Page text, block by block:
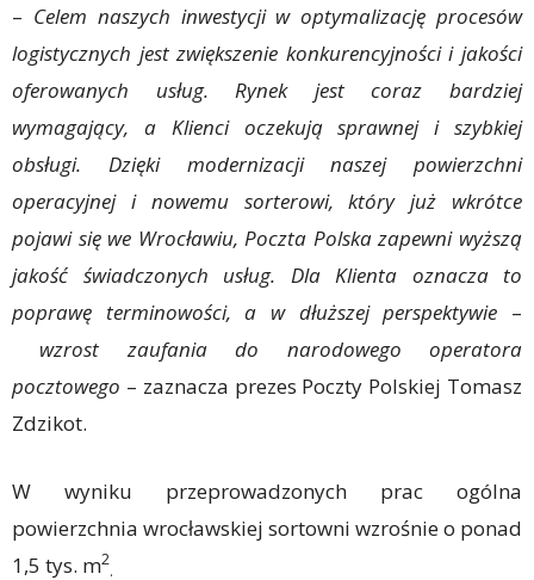
– Celem naszych inwestycji w optymalizację procesów
logistycznych jest zwiększenie konkurencyjności i jakości
oferowanych usług. Rynek jest coraz bardziej
wymagający, a Klienci oczekują sprawnej i szybkiej
obsługi. Dzięki modernizacji naszej powierzchni
operacyjnej i nowemu sorterowi, który już wkrótce
pojawi się we Wrocławiu, Poczta Polska zapewni wyższą
jakość świadczonych usług. Dla Klienta oznacza to
poprawę terminowości, a w dłuższej perspektywie –
wzrost zaufania do narodowego operatora
pocztowego – zaznacza prezes Poczty Polskiej Tomasz
Zdzikot.
W wyniku przeprowadzonych prac ogólna
powierzchnia wrocławskiej sortowni wzrośnie o ponad
1,5 tys. m2
.